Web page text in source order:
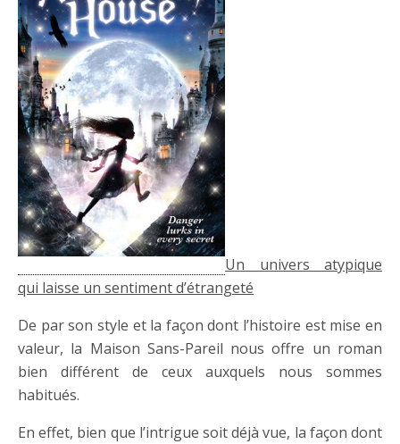
Un univers atypique
qui laisse un sentiment d’étrangeté
De par son style et la façon dont l’histoire est mise en
valeur, la Maison Sans-Pareil nous offre un roman
bien différent de ceux auxquels nous sommes
habitués.
En effet, bien que l’intrigue soit déjà vue, la façon dont